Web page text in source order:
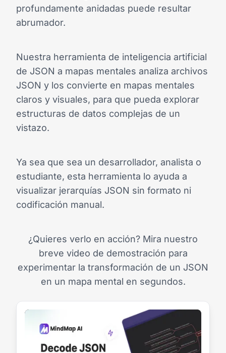
profundamente anidadas puede resultar
abrumador.
Nuestra herramienta de inteligencia artificial
de JSON a mapas mentales analiza archivos
JSON y los convierte en mapas mentales
claros y visuales, para que pueda explorar
estructuras de datos complejas de un
vistazo.
Ya sea que sea un desarrollador, analista o
estudiante, esta herramienta lo ayuda a
visualizar jerarquías JSON sin formato ni
codificación manual.
¿Quieres verlo en acción? Mira nuestro
breve video de demostración para
experimentar la transformación de un JSON
en un mapa mental en segundos.